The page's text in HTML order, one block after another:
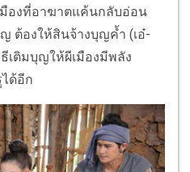
องที่อาฆาตแค้นกลับอ่อน
ต้องให้สินจ้างบุญค้ำ (เอ๋-
เติมบุญให้ผีเมืองมีพลัง
ด้อีก